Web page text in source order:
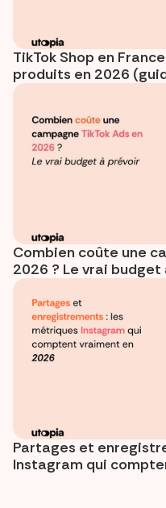
TikTok Shop en
produits en 2026
Combien coûte une
2026 ? Le vrai budget
Partages et
Instagram qui